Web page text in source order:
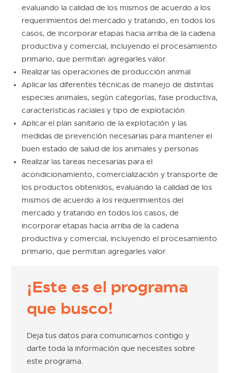
evaluando la calidad de los mismos de acuerdo a los
requerimientos del mercado y tratando, en todos los
casos, de incorporar etapas hacia arriba de la cadena
productiva y comercial, incluyendo el procesamiento
primario, que permitan agregarles valor.
Realizar las operaciones de producción animal
Aplicar las diferentes técnicas de manejo de distintas
especies animales, según categorías, fase productiva,
características raciales y tipo de explotación
Aplicar el plan sanitario de la explotación y las
medidas de prevención necesarias para mantener el
buen estado de salud de los animales y personas
Realizar las tareas necesarias para el
acondicionamiento, comercialización y transporte de
los productos obtenidos, evaluando la calidad de los
mismos de acuerdo a los requerimientos del
mercado y tratando en todos los casos, de
incorporar etapas hacia arriba de la cadena
productiva y comercial, incluyendo el procesamiento
primario, que permitan agregarles valor.
¡Este es el programa
que busco!
Deja tus datos para comunicarnos contigo y
darte toda la información que necesites sobre
este programa.